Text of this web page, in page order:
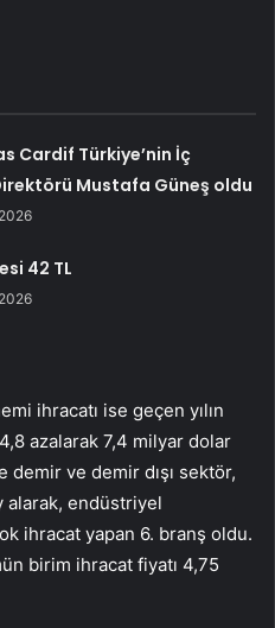
Cardif Türkiye’nin İç
Mustafa Güneş oldu
42 TL
ihracatı ise geçen yılın
azalarak 7,4 milyar dolar
ve demir dışı sektör,
alarak, endüstriyel
ihracat yapan 6. branş oldu.
birim ihracat fiyatı 4,75